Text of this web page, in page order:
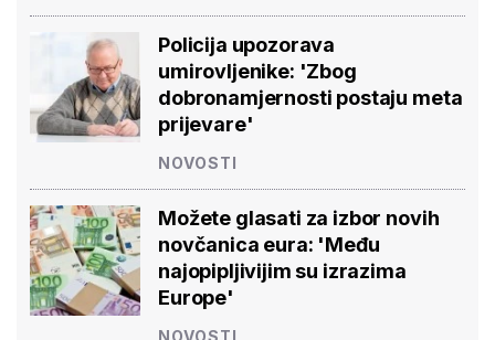
Policija upozorava
umirovljenike: 'Zbog
dobronamjernosti postaju meta
prijevare'
NOVOSTI
Možete glasati za izbor novih
novčanica eura: 'Među
najopipljivijim su izrazima
Europe'
NOVOSTI